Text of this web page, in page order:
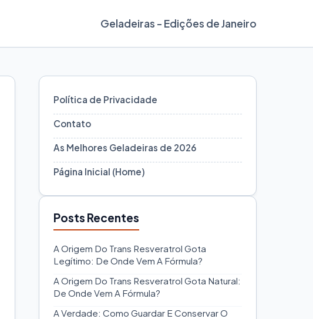
Geladeiras - Edições de Janeiro
Política de Privacidade
Contato
As Melhores Geladeiras de 2026
Página Inicial (Home)
Posts Recentes
A Origem Do Trans Resveratrol Gota
Legítimo: De Onde Vem A Fórmula?
A Origem Do Trans Resveratrol Gota Natural:
De Onde Vem A Fórmula?
A Verdade: Como Guardar E Conservar O